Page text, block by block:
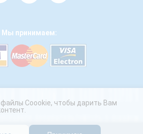
Мы принимаем:
Coookie, чтобы дарить Вам